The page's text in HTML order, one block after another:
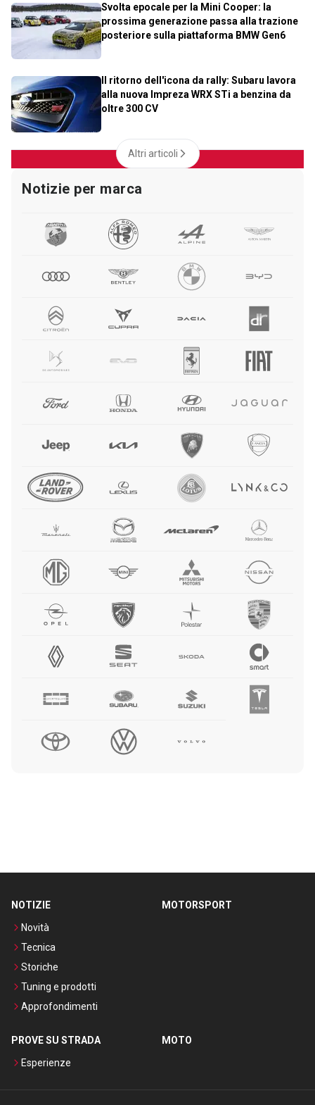
Svolta epocale per la Mini Cooper: la
prossima generazione passa alla trazione
posteriore sulla piattaforma BMW Gen6
Il ritorno dell'icona da rally: Subaru lavora
alla nuova Impreza WRX STi a benzina da
oltre 300 CV
Altri articoli
Notizie per marca
NOTIZIE
Novità
Tecnica
Storiche
Tuning e prodotti
Approfondimenti
MOTORSPORT
PROVE SU STRADA
Esperienze
MOTO